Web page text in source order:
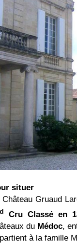
situer
Château Gruaud
Cru Classé en
du Médoc,
à la famille